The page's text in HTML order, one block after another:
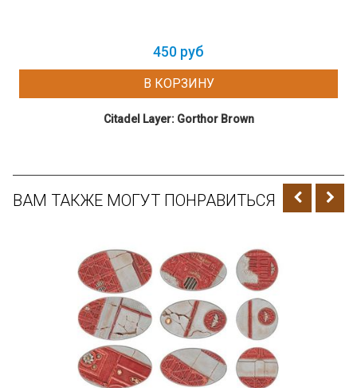
450 руб
В КОРЗИНУ
Citadel Layer: Gorthor Brown
ВАМ ТАКЖЕ МОГУТ ПОНРАВИТЬСЯ